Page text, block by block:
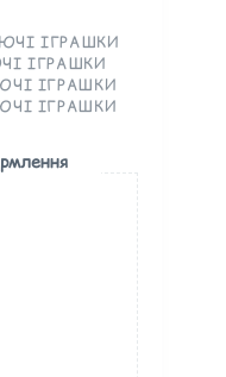
ІГРАШКИ
ІГРАШКИ
ІГРАШКИ
ІГРАШКИ